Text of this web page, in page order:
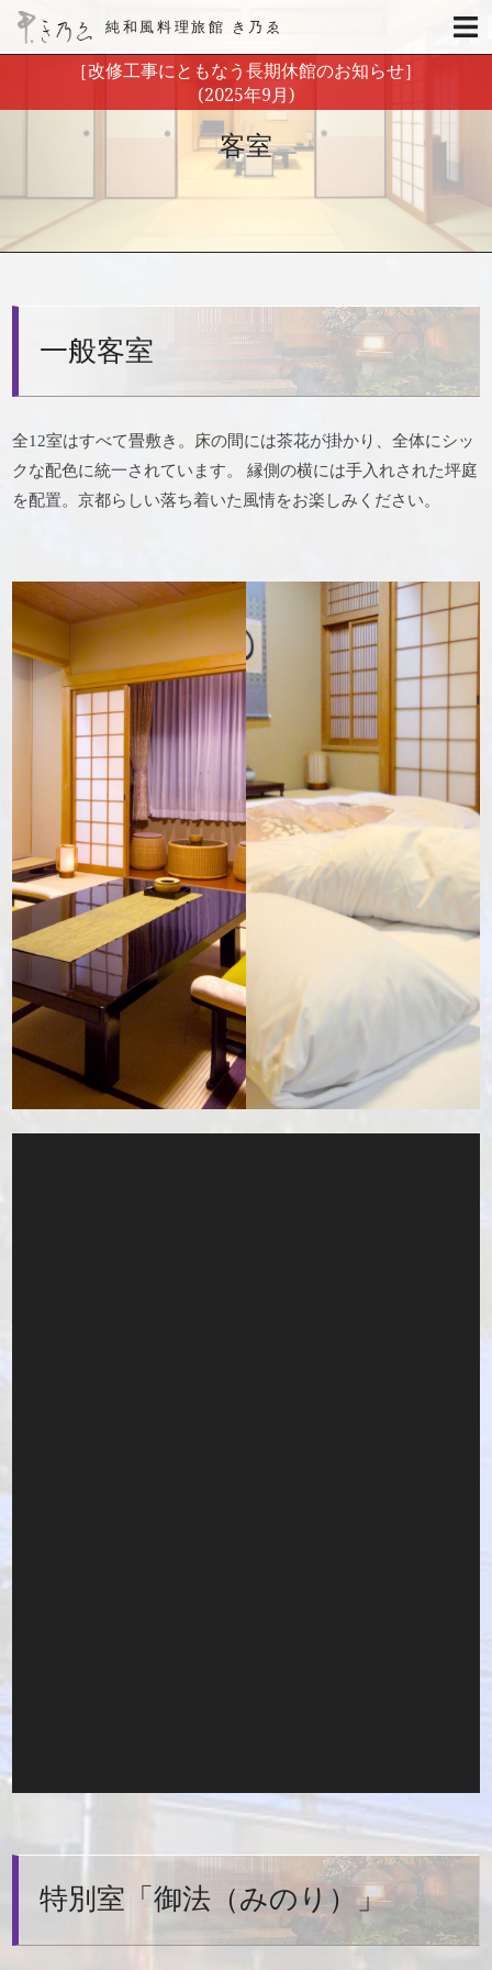
純和風料理旅館 き乃ゑ
［改修工事にともなう長期休館のお知らせ］
(2025年9月)
客室
一般客室
全12室はすべて畳敷き。床の間には茶花が掛かり、全体にシッ
クな配色に統一されています。
縁側の横には手入れされた坪庭
を配置。京都らしい落ち着いた風情をお楽しみください。
特別室「御法（みのり）」